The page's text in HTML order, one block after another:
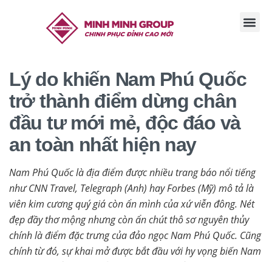
Lý do khiến Nam Phú Quốc
trở thành điểm dừng chân
đầu tư mới mẻ, độc đáo và
an toàn nhất hiện nay
Nam Phú Quốc là địa điểm được nhiều trang báo nổi tiếng
như CNN Travel, Telegraph (Anh) hay Forbes (Mỹ) mô tả là
viên kim cương quý giá còn ẩn mình của xứ viễn đông. Nét
đẹp đầy thơ mộng nhưng còn ẩn chút thô sơ nguyên thủy
chính là điểm đặc trưng của đảo ngọc Nam Phú Quốc. Cũng
chính từ đó, sự khai mở được bắt đầu với hy vọng biến Nam